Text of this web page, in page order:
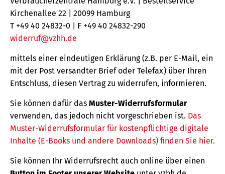
Kirchenallee 22 | 20099 Hamburg
T +49 40 24832-0 | F +49 40 24832-290
widerruf@vzhh.de
mittels einer eindeutigen Erklärung (z.B. per E-Mail, ein
mit der Post versandter Brief oder Telefax) über Ihren
Entschluss, diesen Vertrag zu widerrufen, informieren.
Sie können dafür das Muster-Widerrufsformular
verwenden, das jedoch nicht vorgeschrieben ist. Das
Muster-Widerrufsformular für kostenpflichtige digitale
Inhalte (E-Books und andere Downloads) finden Sie hier.
Sie können Ihr Widerrufsrecht auch online über einen